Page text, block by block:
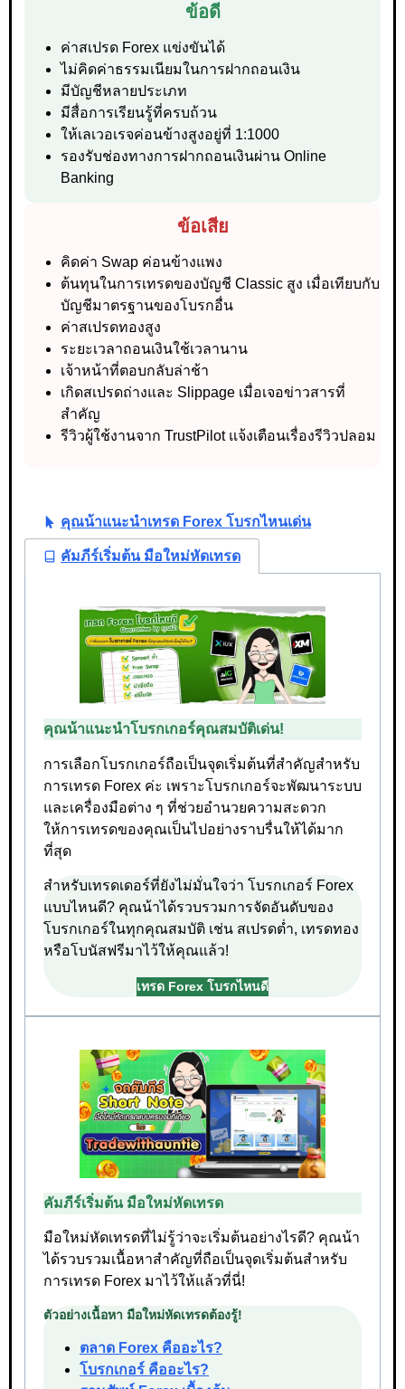
ข้อดี
ค่าสเปรด Forex แข่งขันได้
ไม่คิดค่าธรรมเนียมในการฝากถอนเงิน
มีบัญชีหลายประเภท
มีสื่อการเรียนรู้ที่ครบถ้วน
ให้เลเวอเรจค่อนข้างสูงอยู่ที่ 1:1000
รองรับช่องทางการฝากถอนเงินผ่าน Online
Banking
ข้อเสีย
คิดค่า Swap ค่อนข้างแพง
ต้นทุนในการเทรดของบัญชี Classic สูง เมื่อเทียบกับ
บัญชีมาตรฐานของโบรกอื่น
ค่าสเปรดทองสูง
ระยะเวลาถอนเงินใช้เวลานาน
เจ้าหน้าที่ตอบกลับล่าช้า
เกิดสเปรดถ่างและ Slippage เมื่อเจอข่าวสารที่
สำคัญ
รีวิวผู้ใช้งานจาก TrustPilot แจ้งเตือนเรื่องรีวิวปลอม
คุณน้าแนะนำเทรด Forex โบรกไหนเด่น
คัมภีร์เริ่มต้น มือใหม่หัดเทรด
คุณน้าแนะนำโบรกเกอร์คุณสมบัติเด่น!
การเลือกโบรกเกอร์ถือเป็นจุดเริ่มต้นที่สำคัญสำหรับ
การเทรด Forex ค่ะ เพราะโบรกเกอร์จะพัฒนาระบบ
และเครื่องมือต่าง ๆ ที่ช่วยอำนวยความสะดวก
ให้การเทรดของคุณเป็นไปอย่างราบรื่นให้ได้มาก
ที่สุด
สำหรับเทรดเดอร์ที่ยังไม่มั่นใจว่า โบรกเกอร์ Forex
แบบไหนดี? คุณน้าได้รวบรวมการจัดอันดับของ
โบรกเกอร์ในทุกคุณสมบัติ เช่น สเปรดต่ำ, เทรดทอง
หรือโบนัสฟรีมาไว้ให้คุณแล้ว!
เทรด Forex โบรกไหนดี
คัมภีร์เริ่มต้น มือใหม่หัดเทรด
มือใหม่หัดเทรดที่ไม่รู้ว่าจะเริ่มต้นอย่างไรดี? คุณน้า
ได้รวบรวมเนื้อหาสำคัญที่ถือเป็นจุดเริ่มต้นสำหรับ
การเทรด Forex มาไว้ให้แล้วที่นี่!
ตัวอย่างเนื้อหา มือใหม่หัดเทรดต้องรู้!
ตลาด Forex คืออะไร?
โบรกเกอร์ คืออะไร?